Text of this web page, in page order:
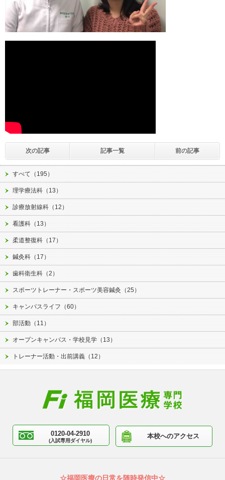
次の記事 記事一覧 前の記事
すべて（195）
理学療法科（13）
診療放射線科（12）
看護科（13）
柔道整復科（17）
鍼灸科（17）
歯科衛生科（2）
スポーツトレーナー・スポーツ美容鍼灸（25）
キャンパスライフ（60）
部活動（11）
オープンキャンパス・学校見学（13）
トレーナー活動・出前講義（12）
0120-04-2910
(入試専用ダイヤル)
本校へのアクセス
☆福岡医療の日常を随時発信中☆